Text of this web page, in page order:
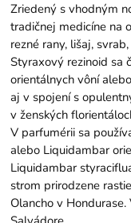
Zriedený s vhodným
tradičnej medicíne na
rezné rany, lišaj,
Styraxový rezinoid sa
orientálnych vôní
aj v spojení s
v ženských
V parfumérii sa
alebo Liquidambar
Liquidambar
strom prirodzene
Olancho v